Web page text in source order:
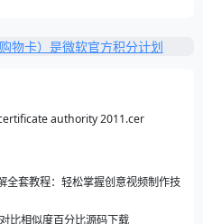
authority 2011.cer
全套教程：轻松掌握创意视频制作技
比相似度百分比源码下载